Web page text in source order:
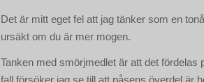
Det är mitt eget fel att jag tänker som en
ursäkt om du är mer mogen.
Tanken med smörjmedlet är att det
fall försöker jag se till att påsens överdel är